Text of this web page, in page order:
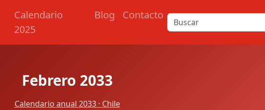
Calendario
2025
Blog Contacto
Febrero 2033
Calendario anual 2033 · Chile